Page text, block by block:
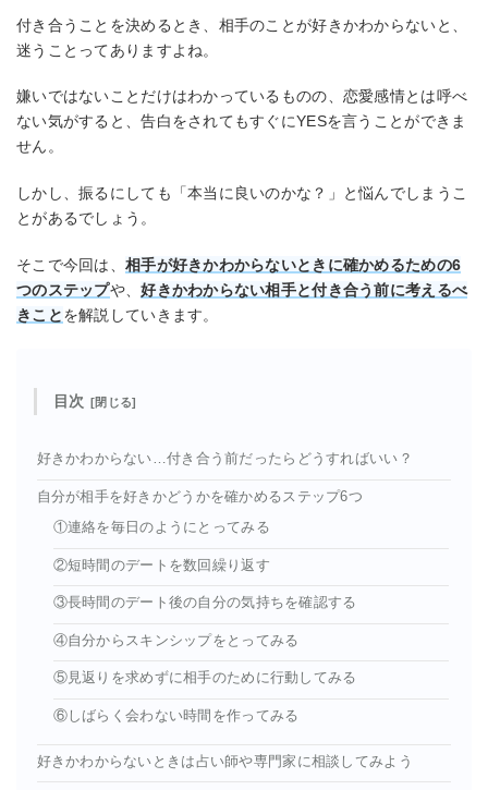
付き合うことを決めるとき、相手のことが好きかわからないと、
迷うことってありますよね。
嫌いではないことだけはわかっているものの、恋愛感情とは呼べ
ない気がすると、告白をされてもすぐにYESを言うことができま
せん。
しかし、振るにしても「本当に良いのかな？」と悩んでしまうこ
とがあるでしょう。
そこで今回は、 相手が好きかわからないときに確かめるための6
つのステップや、好きかわからない相手と付き合う前に考えるべ
きことを解説していきます。
目次
好きかわからない…付き合う前だったらどうすればいい？
自分が相手を好きかどうかを確かめるステップ6つ
①連絡を毎日のようにとってみる
②短時間のデートを数回繰り返す
③長時間のデート後の自分の気持ちを確認する
④自分からスキンシップをとってみる
⑤見返りを求めずに相手のために行動してみる
⑥しばらく会わない時間を作ってみる
好きかわからないときは占い師や専門家に相談してみよう